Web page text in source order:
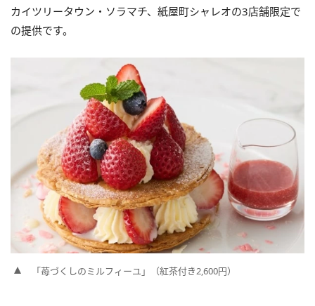
カイツリータウン・ソラマチ、紙屋町シャレオの3店舗限定で
の提供です。
「苺づくしのミルフィーユ」（紅茶付き2,600円）